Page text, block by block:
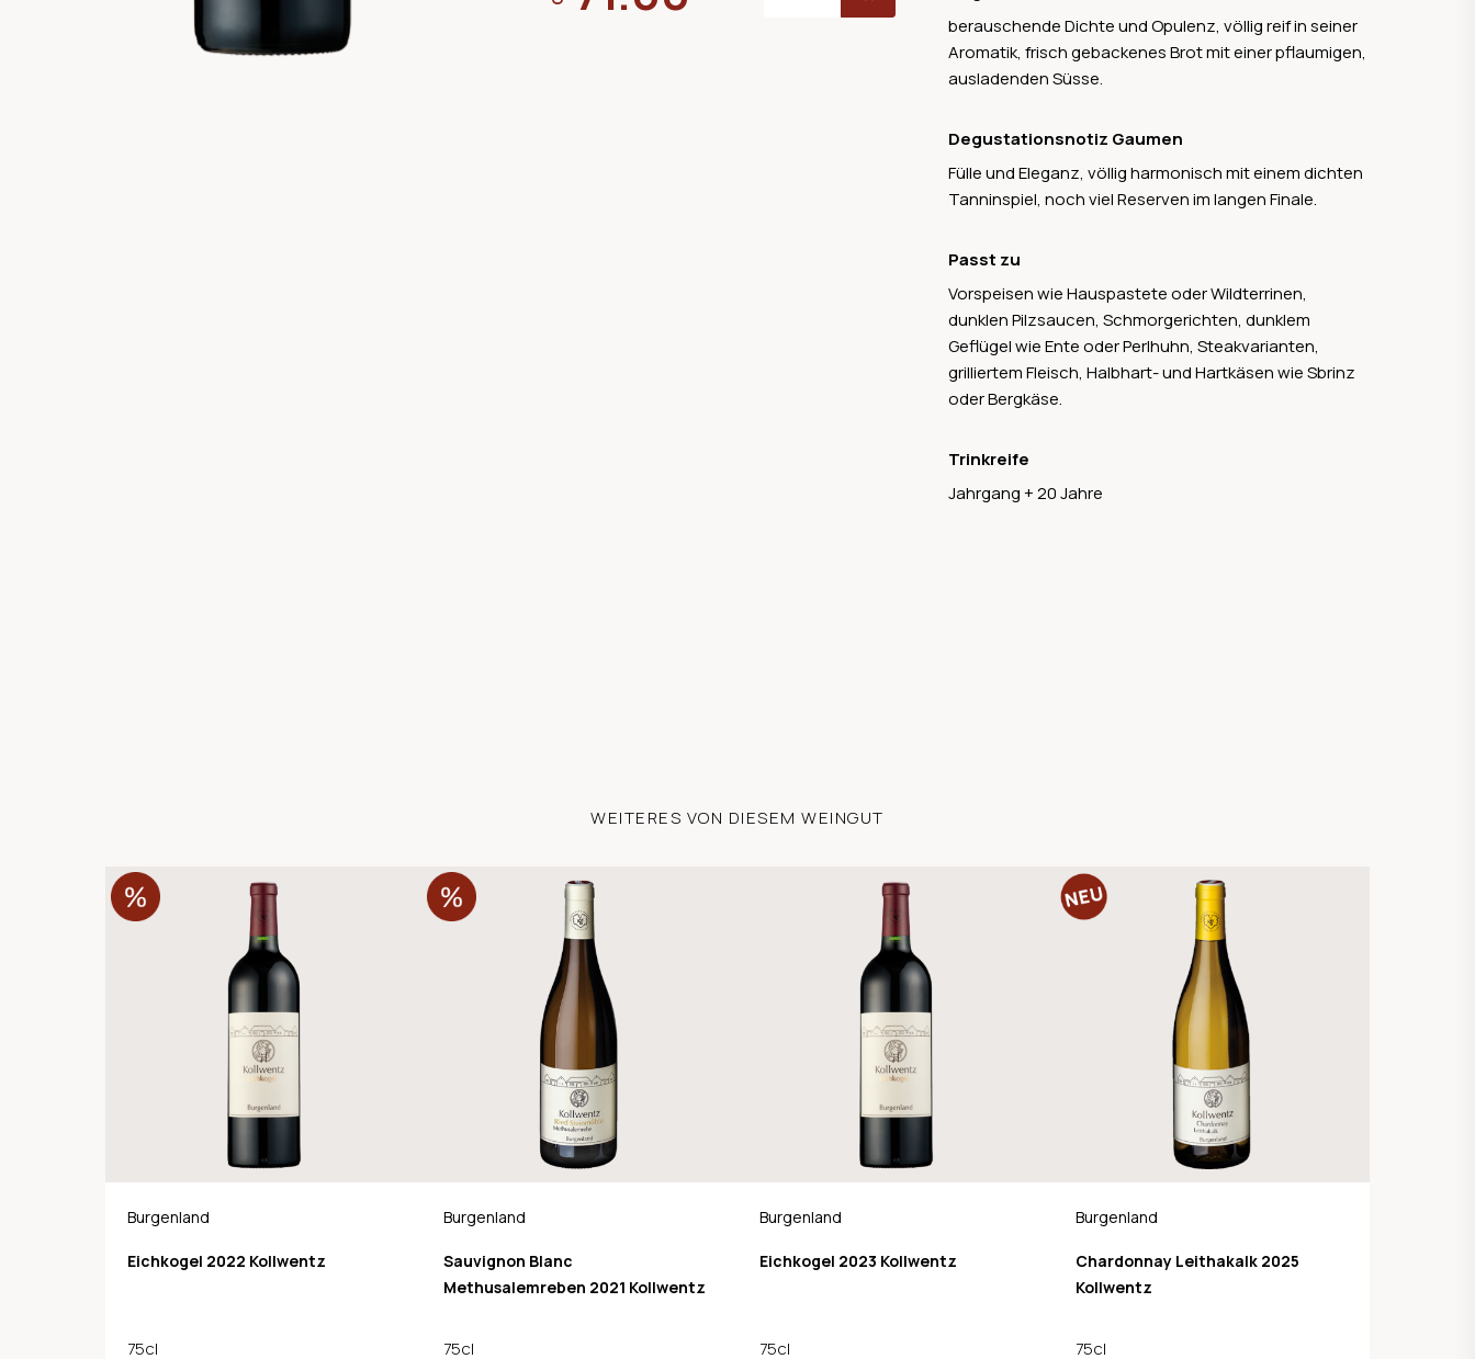
berauschende Dichte und Opulenz, völlig reif in seiner
Aromatik, frisch gebackenes Brot mit einer pflaumigen,
ausladenden Süsse.
Degustationsnotiz Gaumen
Fülle und Eleganz, völlig harmonisch mit einem dichten
Tanninspiel, noch viel Reserven im langen Finale.
Passt zu
Vorspeisen wie Hauspastete oder Wildterrinen,
dunklen Pilzsaucen, Schmorgerichten, dunklem
Geflügel wie Ente oder Perlhuhn, Steakvarianten,
grilliertem Fleisch, Halbhart- und Hartkäsen wie Sbrinz
oder Bergkäse.
Trinkreife
Jahrgang + 20 Jahre
WEITERES VON DIESEM WEINGUT
Burgenland
Eichkogel 2022 Kollwentz
75cl
Burgenland
Sauvignon Blanc
Methusalemreben 2021 Kollwentz
75cl
Burgenland
Eichkogel 2023 Kollwentz
75cl
Burgenland
Chardonnay Leithakalk 2025
Kollwentz
75cl